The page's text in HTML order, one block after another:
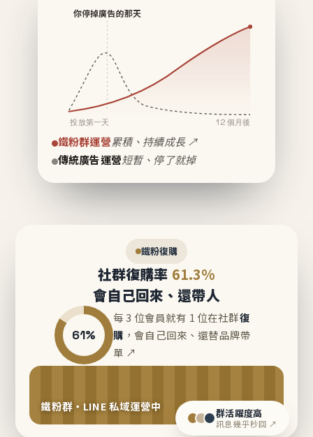
你停掉廣告的那天
投放第一天 12 個月後
鐵粉群運營累積、持續成長 ↗
傳統廣告運營短暫、停了就掉
鐵粉復購
社群復購率 61.3%
會自己回來、還帶人
61%
每 3 位會員就有 1 位在社群復
購 ，會自己回來、還替品牌帶
單 ↗
鐵粉群・LINE 私域運營中 群活躍度高
訊息幾乎秒回 ↗